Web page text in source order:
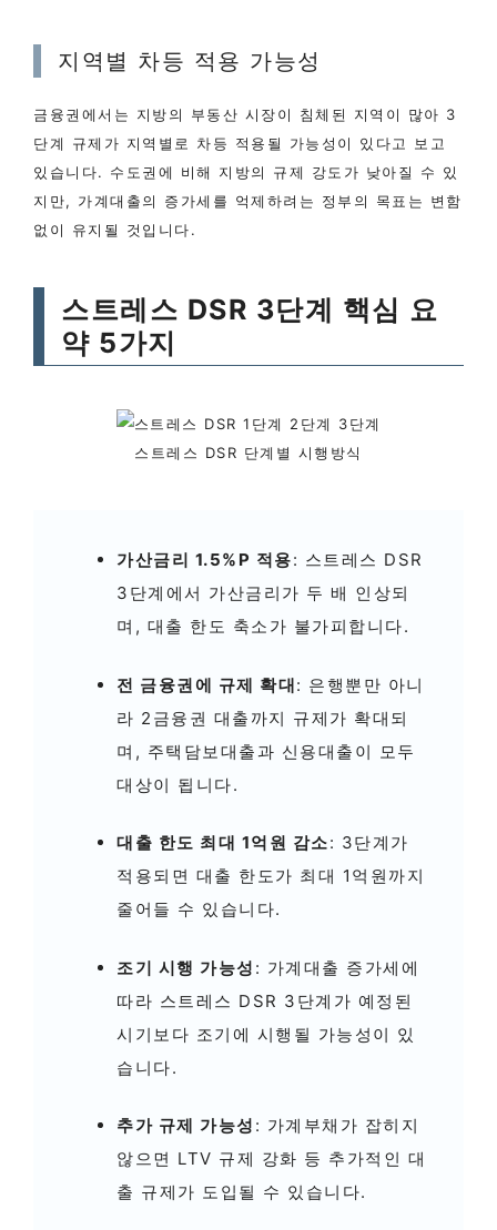
지역별 차등 적용 가능성
금융권에서는 지방의 부동산 시장이 침체된 지역이 많아 3
단계 규제가 지역별로 차등 적용될 가능성이 있다고 보고
있습니다. 수도권에 비해 지방의 규제 강도가 낮아질 수 있
지만, 가계대출의 증가세를 억제하려는 정부의 목표는 변함
없이 유지될 것입니다.
스트레스 DSR 3단계 핵심 요
약 5가지
스트레스 DSR 단계별 시행방식
가산금리 1.5%P 적용: 스트레스 DSR
3단계에서 가산금리가 두 배 인상되
며, 대출 한도 축소가 불가피합니다.
전 금융권에 규제 확대: 은행뿐만 아니
라 2금융권 대출까지 규제가 확대되
며, 주택담보대출과 신용대출이 모두
대상이 됩니다.
대출 한도 최대 1억원 감소: 3단계가
적용되면 대출 한도가 최대 1억원까지
줄어들 수 있습니다.
조기 시행 가능성 : 가계대출 증가세에
따라 스트레스 DSR 3단계가 예정된
시기보다 조기에 시행될 가능성이 있
습니다.
추가 규제 가능성 : 가계부채가 잡히지
않으면 LTV 규제 강화 등 추가적인 대
출 규제가 도입될 수 있습니다.